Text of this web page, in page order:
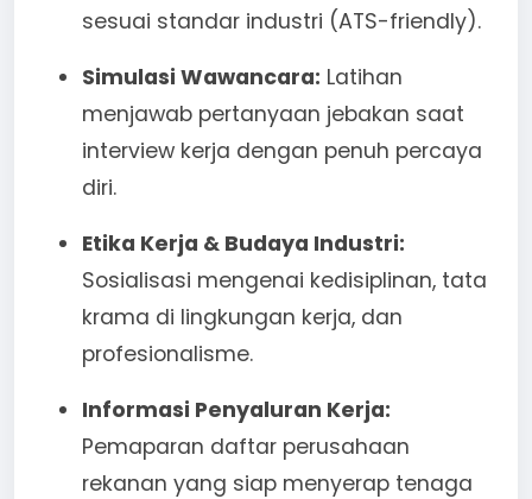
sesuai standar industri (ATS-friendly).
Simulasi Wawancara: Latihan
menjawab pertanyaan jebakan saat
interview kerja dengan penuh percaya
diri.
Etika Kerja & Budaya Industri:
Sosialisasi mengenai kedisiplinan, tata
krama di lingkungan kerja, dan
profesionalisme.
Informasi Penyaluran Kerja:
Pemaparan daftar perusahaan
rekanan yang siap menyerap tenaga